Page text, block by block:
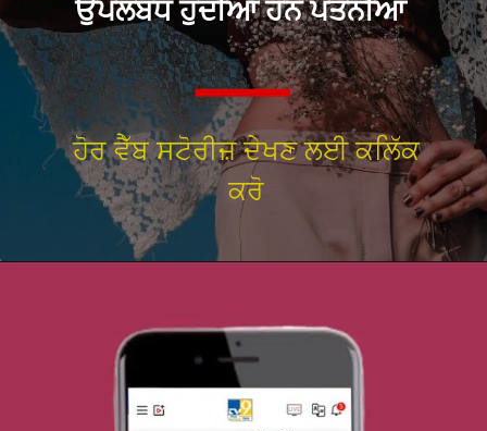
ਹੋਰ ਵੈੱਬ ਸਟੋਰੀਜ਼ ਦੇਖਣ ਲਈ ਕਲਿੱਕ
ਕਰੋ
ਉਪਲਬਧ ਹੁੰਦੀਆਂ ਹਨ ਪਤਨੀਆਂ